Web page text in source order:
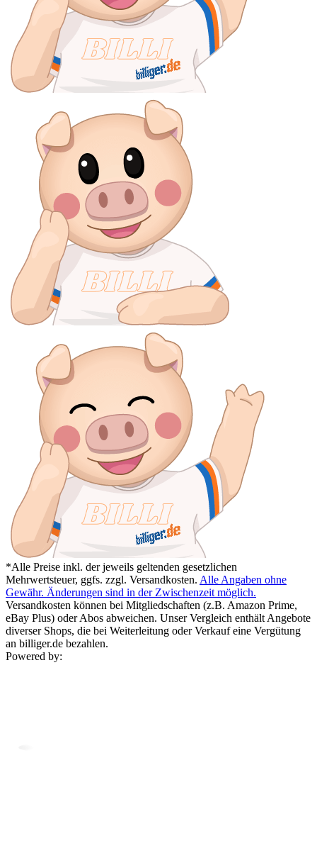
*Alle Preise inkl. der jeweils geltenden gesetzlichen
Mehrwertsteuer, ggfs. zzgl. Versandkosten. Alle Angaben ohne
Gewähr. Änderungen sind in der Zwischenzeit möglich.
Versandkosten können bei Mitgliedschaften (z.B. Amazon Prime,
eBay Plus) oder Abos abweichen. Unser Vergleich enthält Angebote
diverser Shops, die bei Weiterleitung oder Verkauf eine Vergütung
an billiger.de bezahlen.
Powered by: